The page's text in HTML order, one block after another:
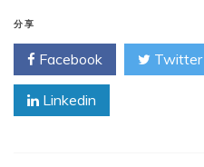
分享
Facebook Twitter
Linkedin